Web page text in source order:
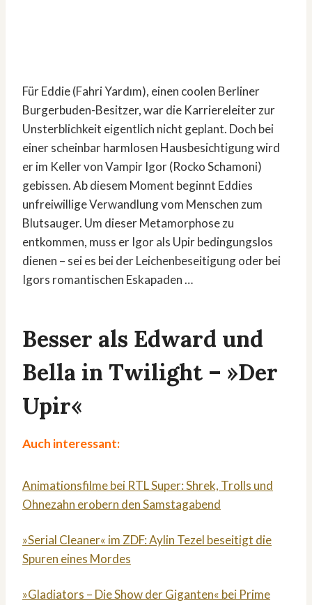
Für Eddie (Fahri Yardım), einen coolen Berliner
Burgerbuden-Besitzer, war die Karriereleiter zur
Unsterblichkeit eigentlich nicht geplant. Doch bei
einer scheinbar harmlosen Hausbesichtigung wird
er im Keller von Vampir Igor (Rocko Schamoni)
gebissen. Ab diesem Moment beginnt Eddies
unfreiwillige Verwandlung vom Menschen zum
Blutsauger. Um dieser Metamorphose zu
entkommen, muss er Igor als Upir bedingungslos
dienen – sei es bei der Leichenbeseitigung oder bei
Igors romantischen Eskapaden …
Besser als Edward und
Bella in Twilight – »Der
Upir«
Auch interessant:
Animationsfilme bei RTL Super: Shrek, Trolls und
Ohnezahn erobern den Samstagabend
»Serial Cleaner« im ZDF: Aylin Tezel beseitigt die
Spuren eines Mordes
»Gladiators – Die Show der Giganten« bei Prime